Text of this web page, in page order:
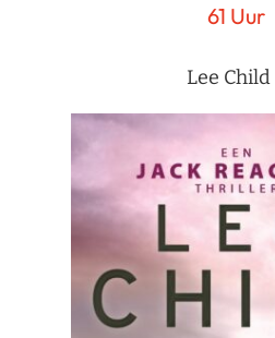
61 Uur
Lee Child